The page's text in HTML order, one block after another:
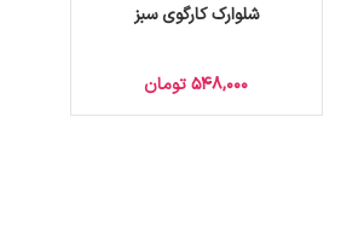
شلوارک کارگوی سبز
548,000 تومان